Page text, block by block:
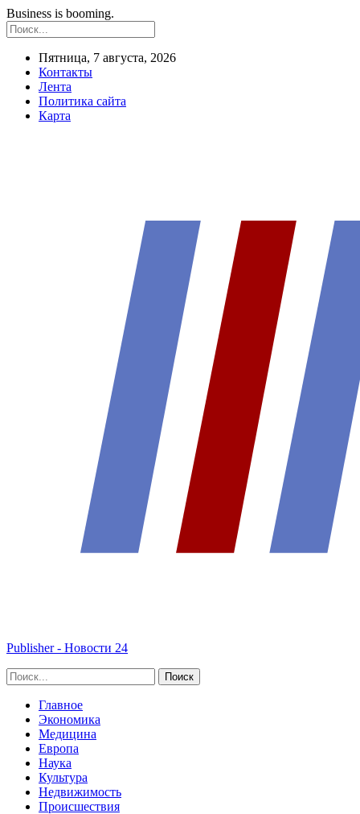
Business is booming.
Пятница, 7 августа, 2026
Контакты
Лента
Политика сайта
Карта
Publisher - Новости 24
Главное
Экономика
Медицина
Европа
Наука
Культура
Недвижимость
Происшествия